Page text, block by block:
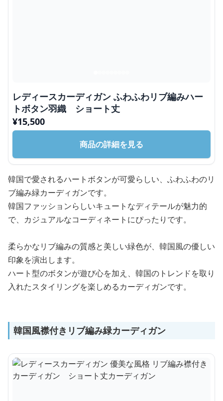
レディースカーディガン ふわふわリブ編みハー
トボタン羽織 ショート丈
¥15,500
商品の詳細を見る
韓国で愛されるハートボタンが可愛らしい、ふわふわのリ
ブ編み緑カーディガンです。
韓国ファッションらしいキュートなディテールが魅力的
で、カジュアルなコーディネートにぴったりです。
柔らかなリブ編みの質感と美しい緑色が、韓国風の優しい
印象を演出します。
ハート型のボタンが遊び心を加え、韓国のトレンドを取り
入れたスタイリングを楽しめるカーディガンです。
韓国風襟付きリブ編み緑カーディガン